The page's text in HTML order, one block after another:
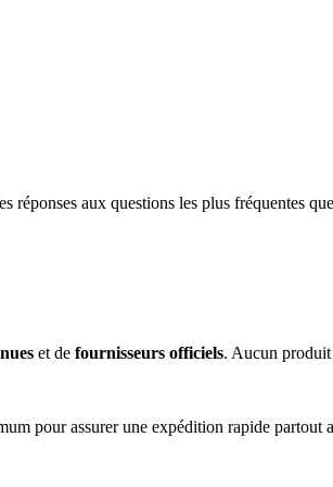
aux questions les plus fréquentes
et de fournisseurs officiels. Aucun produit
pour assurer une expédition rapide partout